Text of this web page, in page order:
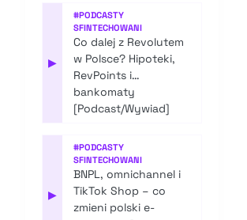
▶
#PODCASTY
SFINTECHOWANI
Co dalej z Revolutem
w Polsce? Hipoteki,
RevPoints i…
bankomaty
[Podcast/Wywiad]
▶
#PODCASTY
SFINTECHOWANI
BNPL, omnichannel i
TikTok Shop – co
zmieni polski e-